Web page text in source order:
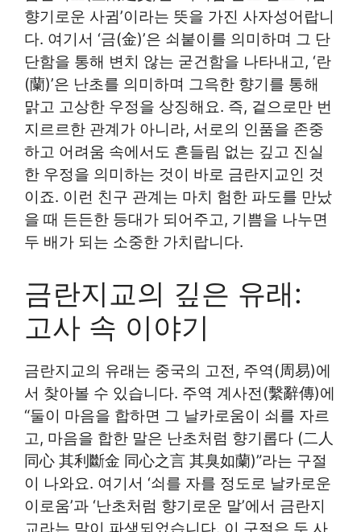
향기로운 사귐’이라는 뜻을 가진 사자성어랍니
다. 여기서 ‘금(金)’은 쇠붙이를 의미하며 그 단
단함을 통해 변치 않는 굳건함을 나타내고, ‘란
(蘭)’은 난초를 의미하며 그윽한 향기를 통해
맑고 고상한 우정을 상징해요. 즉, 겉으로만 번
지르르한 관계가 아니라, 서로의 인품을 존중
하고 어려움 속에서도 흔들림 없는 깊고 진실
한 우정을 의미하는 것이 바로 금란지교인 것
이죠. 이런 친구 관계는 마치 험한 파도를 만났
을 때 든든한 등대가 되어주고, 기쁨을 나누면
두 배가 되는 소중한 가치랍니다.
금란지교의 깊은 유래:
고사 속 이야기
금란지교의 유래는 중국의 고전, 주역(周易)에
서 찾아볼 수 있습니다. 주역 계사전(繫辭傳)에
“둘이 마음을 합하면 그 날카로움이 쇠를 자르
고, 마음을 합한 말은 난초처럼 향기롭다 (二人
同心 其利斷金 同心之言 其臭如蘭)”라는 구절
이 나와요. 여기서 ‘쇠를 자를 정도로 날카로운
이로움’과 ‘난초처럼 향기로운 말’에서 금란지